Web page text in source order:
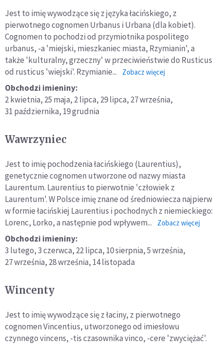
Jest to imię wywodzące się z języka łacińskiego, z
pierwotnego cognomen Urbanus i Urbana (dla kobiet).
Cognomen to pochodzi od przymiotnika pospolitego
urbanus, -a 'miejski, mieszkaniec miasta, Rzymianin', a
także 'kulturalny, grzeczny' w przeciwieństwie do Rusticus
od rusticus 'wiejski'. Rzymianie...
Zobacz więcej
Obchodzi imieniny:
2 kwietnia, 25 maja, 2 lipca, 29 lipca, 27 września,
31 października, 19 grudnia
Wawrzyniec
Jest to imię pochodzenia łacińskiego (Laurentius),
genetycznie cognomen utworzone od nazwy miasta
Laurentum. Laurentius to pierwotnie 'człowiek z
Laurentum'. W Polsce imię znane od średniowiecza najpierw
w formie łacińskiej Laurentius i pochodnych z niemieckiego:
Lorenc, Lorko, a następnie pod wpływem...
Zobacz więcej
Obchodzi imieniny:
3 lutego,3 czerwca, 22 lipca, 10 sierpnia,5 września,
27 września, 28 września, 14 listopada
Wincenty
Jest to imię wywodzące się z łaciny, z pierwotnego
cognomen Vincentius, utworzonego od imiesłowu
czynnego vincens, -tis czasownika vinco, -cere 'zwyciężać'.